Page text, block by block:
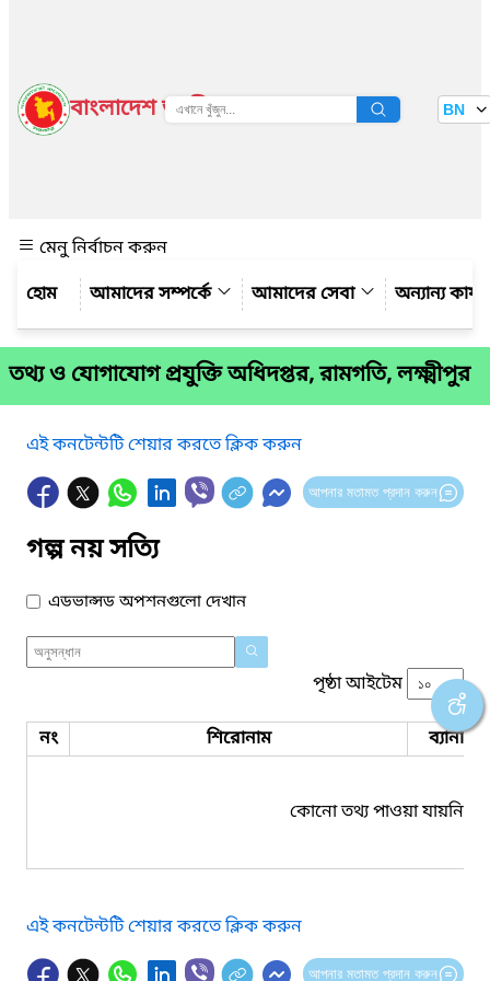
বাংলাদেশ জাতীয় তথ্য বাতায়ন BN
মেনু নির্বাচন করুন
আমাদের সম্পর্কে
আমাদের সেবা অন্যান্য
তথ্য ও যোগাযোগ প্রযুক্তি অধিদপ্তর, রামগতি, লক্ষ্মীপুর
এই কনটেন্টটি শেয়ার করতে ক্লিক করুন
আপনার মতামত প্রদান করুন
গল্প নয় সত্যি
এডভান্সড অপশনগুলো দেখান
পৃষ্ঠা আইটেম
নং শিরোনাম ব্যানার
কোনো তথ্য পাওয়া যায়নি।
এই কনটেন্টটি শেয়ার করতে ক্লিক করুন
আপনার মতামত প্রদান করুন